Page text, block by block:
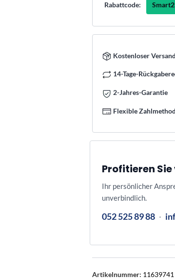
Rabattcode:
Kostenloser Versand
14-Tage-
2-Jahres-Garantie
Flexible
Profitieren
Ihr persönlicher
unverbindlich.
052 525 89 88 ·
Artikelnummer: 11639741